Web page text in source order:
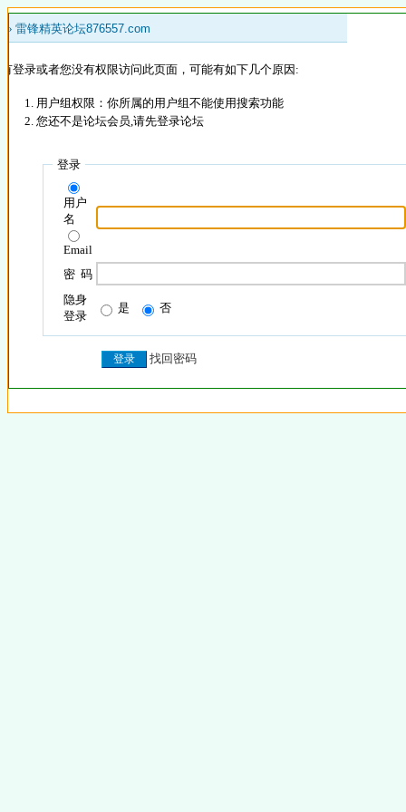
» 雷锋精英论坛876557.com
登录或者您没有权限访问此页面，可能有如下几个原因:
用户组权限：你所属的用户组不能使用搜索功能
您还不是论坛会员,请先登录论坛
登录
用户
名
Email
密 码
隐身
登录
是 否
找回密码